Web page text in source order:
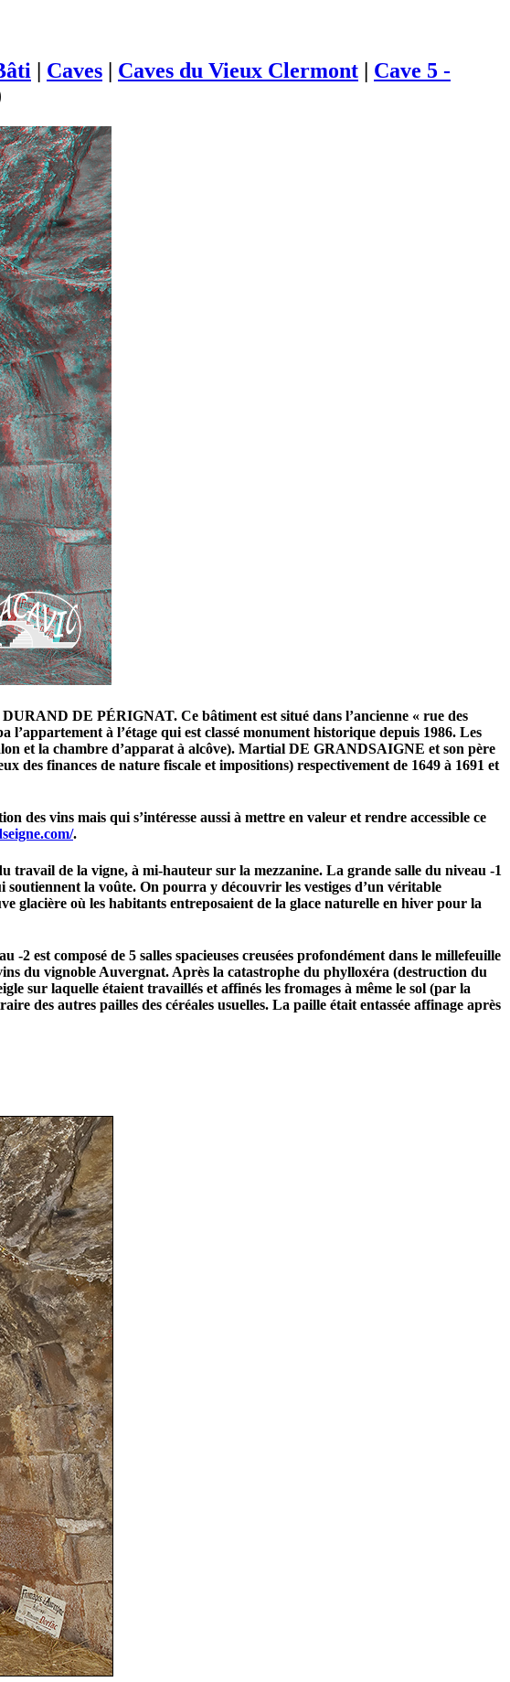
| Caves | Caves du Vieux Clermont | Cave 5 -
DE PÉRIGNAT. Ce bâtiment est situé dans l’ancienne « rue des
à l’étage qui est classé monument historique depuis 1986. Les
et la chambre d’apparat à alcôve). Martial DE GRANDSAIGNE et son père
finances de nature fiscale et impositions) respectivement de 1649 à 1691 et
des vins mais qui s’intéresse aussi à mettre en valeur et rendre accessible ce
.
travail de la vigne, à mi-hauteur sur la mezzanine. La grande salle du niveau -1
soutiennent la voûte. On pourra y découvrir les vestiges d’un véritable
glacière où les habitants entreposaient de la glace naturelle en hiver pour la
est composé de 5 salles spacieuses creusées profondément dans le millefeuille
du vignoble Auvergnat. Après la catastrophe du phylloxéra (destruction du
sur laquelle étaient travaillés et affinés les fromages à même le sol (par la
des autres pailles des céréales usuelles. La paille était entassée affinage après